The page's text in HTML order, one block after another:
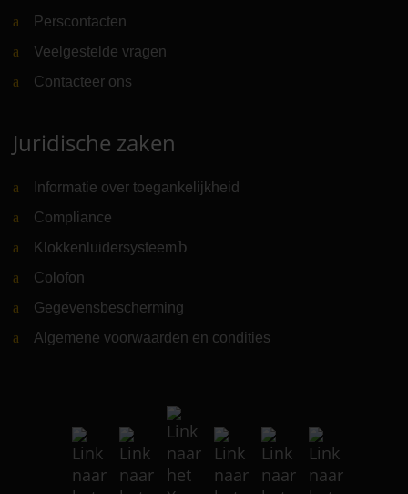
Perscontacten
Veelgestelde vragen
Contacteer ons
Juridische zaken
Informatie over toegankelijkheid
Compliance
Klokkenluidersysteem (Link naar externe website)
Colofon
Gegevensbescherming
Algemene voorwaarden en condities